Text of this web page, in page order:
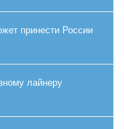
принести России
лайнеру